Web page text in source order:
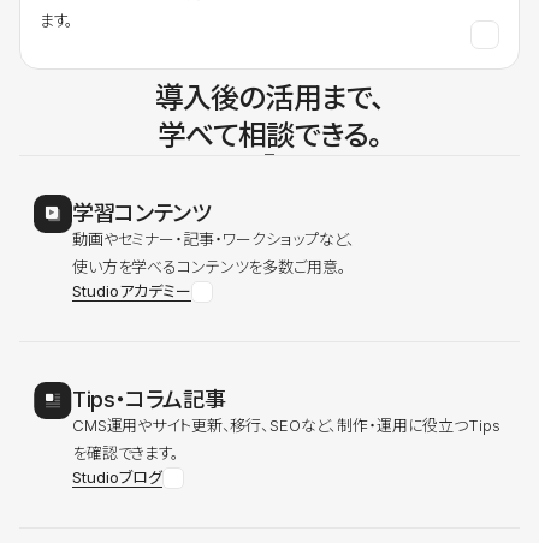
ます。
導入後の活用まで、
学べて相談できる。
学習コンテンツ
動画やセミナー・記事・ワークショップなど、
使い方を学べるコンテンツを多数ご用意。
Studioアカデミー
Tips・コラム記事
CMS運用やサイト更新、移行、SEOなど、制作・運用に役立つTips
を確認できます。
Studioブログ